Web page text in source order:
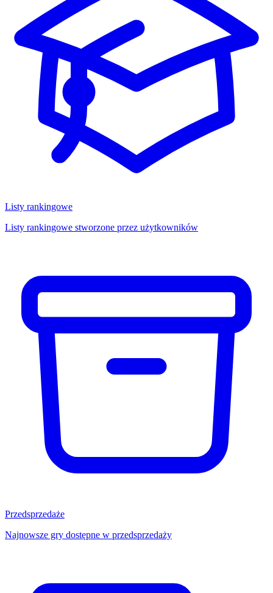
Listy rankingowe
Listy rankingowe stworzone przez użytkowników
Przedsprzedaże
Najnowsze gry dostępne w przedsprzedaży